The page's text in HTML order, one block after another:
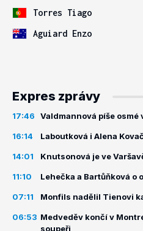
Torres Tiago
Aguiard Enzo
Expres zprávy
17:46 Valdmannová píše
16:14 Laboutková i Alena
14:01 Knutsonová je ve
11:10 Lehečka a Bartůňková o
07:11 Monfils nadělil Tienovi
06:53 Medveděv končí v
soupeři